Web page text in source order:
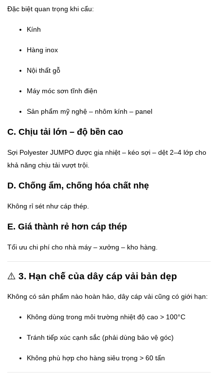
Đặc biệt quan trọng khi cẩu:
Kính
Hàng inox
Nội thất gỗ
Máy móc sơn tĩnh điện
Sản phẩm mỹ nghệ – nhôm kính – panel
C. Chịu tải lớn – độ bền cao
Sợi Polyester JUMPO được gia nhiệt – kéo sợi – dệt 2–4 lớp cho
khả năng chịu tải vượt trội.
D. Chống ẩm, chống hóa chất nhẹ
Không rỉ sét như cáp thép.
E. Giá thành rẻ hơn cáp thép
Tối ưu chi phí cho nhà máy – xưởng – kho hàng.
⚠️ 3. Hạn chế của dây cáp vải bản dẹp
Không có sản phẩm nào hoàn hảo, dây cáp vải cũng có giới hạn:
Không dùng trong môi trường nhiệt độ cao > 100°C
Tránh tiếp xúc cạnh sắc (phải dùng bảo vệ góc)
Không phù hợp cho hàng siêu trọng > 60 tấn